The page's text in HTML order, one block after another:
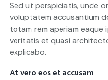
Sed ut perspiciatis, unde
voluptatem accusantium
totam rem aperiam eaque
veritatis et quasi
explicabo.
At vero eos et accusam